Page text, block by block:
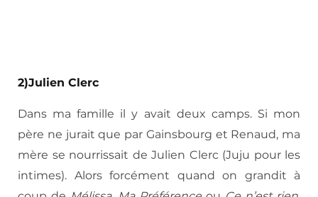
2)Julien Clerc
Dans ma famille il y avait deux camps. Si mon
père ne jurait que par Gainsbourg et Renaud, ma
mère se nourrissait de Julien Clerc (Juju pour les
intimes). Alors forcément quand on grandit à